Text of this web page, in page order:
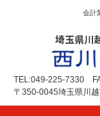
会計
TEL:049-225-7330
〒350-0045埼玉県川